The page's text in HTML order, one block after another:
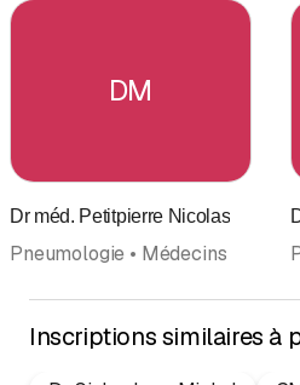
DM
Dr méd. Petitpierre Nicolas
Pneumologie • Médecins
Inscriptions similaires à